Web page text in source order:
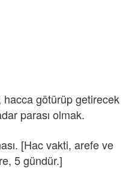
götürüp getirecek
parası olmak.
[Hac vakti, arefe ve
5 gündür.]